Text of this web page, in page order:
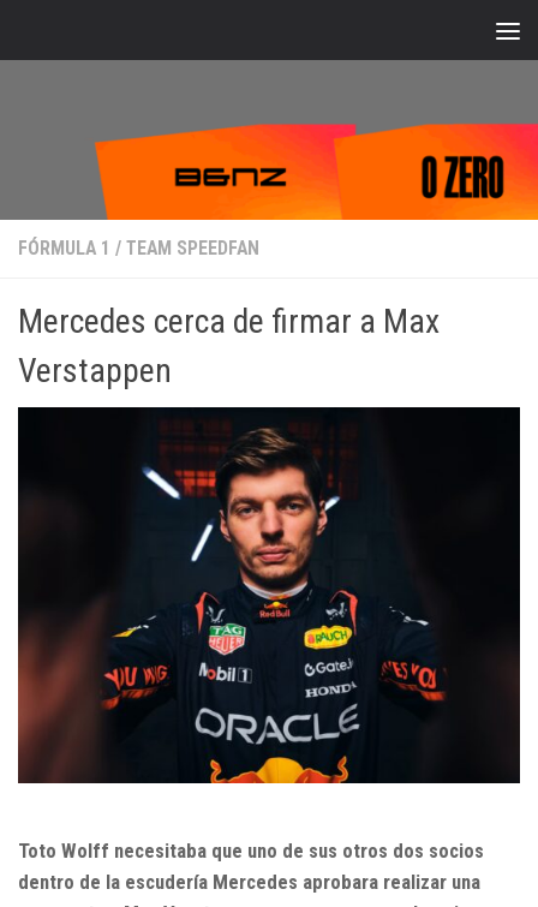
FÓRMULA 1 / TEAM SPEEDFAN
Mercedes cerca de firmar a Max
Verstappen
Toto Wolff necesitaba que uno de sus otros dos socios
dentro de la escudería Mercedes aprobara realizar una